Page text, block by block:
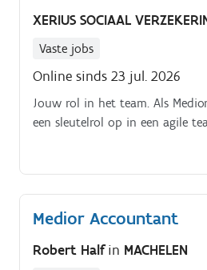
responsibilities will include:.
XERIUS SOCIAAL
Vaste jobs
Online sinds 23 jul. 2026
Jouw rol in het team. Als
een sleutelrol op in een agile
Medior Accountant
Robert Halfin MACHELEN